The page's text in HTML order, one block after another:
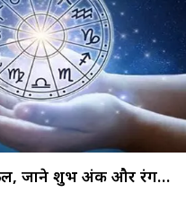
जाने शुभ अंक और रंग…